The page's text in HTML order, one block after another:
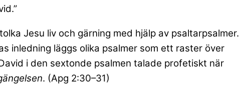
Jesu liv och gärning med hjälp av psaltarpsalmer.
inledning läggs olika psalmer som ett raster över
i den sextonde psalmen talade profetiskt när
. (Apg 2:30–31)